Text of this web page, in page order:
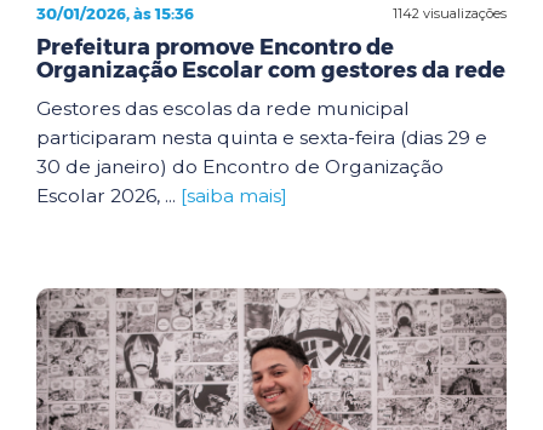
1142 visualizações
30/01/2026, às 15:36
Prefeitura promove Encontro de
Organização Escolar com gestores da rede
Gestores das escolas da rede municipal
participaram nesta quinta e sexta-feira (dias 29 e
30 de janeiro) do Encontro de Organização
Escolar 2026, ... [saiba mais]